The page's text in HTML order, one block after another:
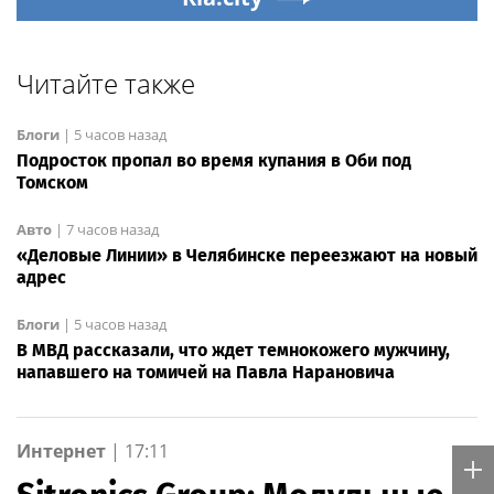
Читайте также
Блоги | 5 часов назад
Подросток пропал во время купания в Оби под
Томском
Авто | 7 часов назад
«Деловые Линии» в Челябинске переезжают на новый
адрес
Блоги | 5 часов назад
В МВД рассказали, что ждет темнокожего мужчину,
напавшего на томичей на Павла Нарановича
Интернет | 17:11